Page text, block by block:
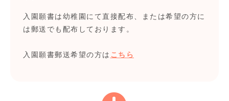
入園願書は幼稚園にて直接配布、または希望の方に
は郵送でも配布しております。
入園願書郵送希望の方は こちら